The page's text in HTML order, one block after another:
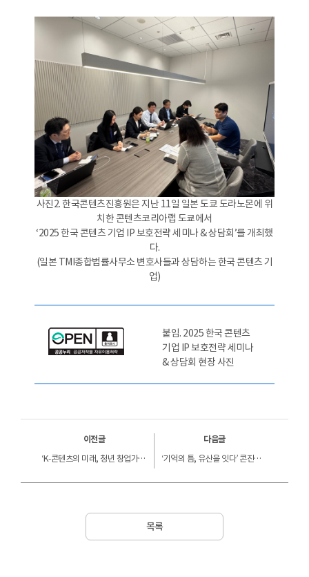
사진2. 한국콘텐츠진흥원은 지난 11일 일본 도쿄 도라노몬에 위
치한 콘텐츠코리아랩 도쿄에서
‘2025 한국 콘텐츠 기업 IP 보호전략 세미나 & 상담회’를 개최했
다.
(일본 TMI종합법률사무소 변호사들과 상담하는 한국 콘텐츠 기
업)
붙임. 2025 한국 콘텐츠
기업 IP 보호전략 세미나
& 상담회 현장 사진
이전글
‘K-콘텐츠의 미래, 청년 창업가가 답하다’ 콘진원, 뉴콘텐츠아카데미 단기과정 연사 초청 세미나 개최
다음글
‘기억의 틈, 유산을 잇다’ 콘진원,‘ K-컬처 뮤지엄’ 전통과 기술을 융합한 기획전시 개최
목록